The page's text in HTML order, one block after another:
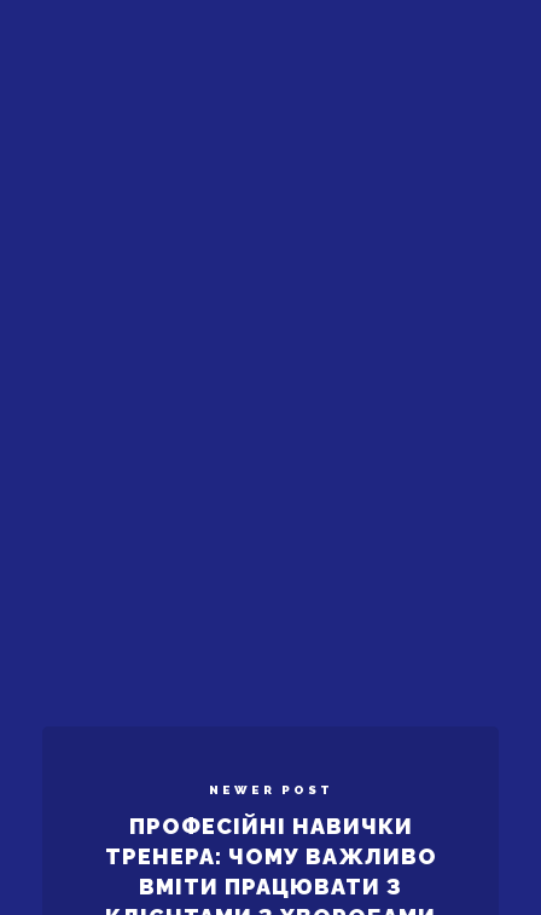
NEWER POST
ПРОФЕСІЙНІ НАВИЧКИ
ТРЕНЕРА: ЧОМУ ВАЖЛИВО
ВМІТИ ПРАЦЮВАТИ З